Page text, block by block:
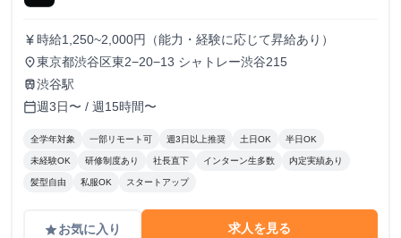
currency_yen 時給1,250~2,000円（能力・経験に応じて昇給あり）
place東京都渋谷区東2−20−13 シャトレー渋谷215
train渋谷駅
calendar_today週3日〜 / 週15時間〜
全学年対象 一部リモート可 週3日以上推奨 土日OK 半日OK
未経験OK 研修制度あり 社長直下 インターン生多数 内定実績あり
髪型自由 私服OK スタートアップ
gradeお気に入り 求人を見る